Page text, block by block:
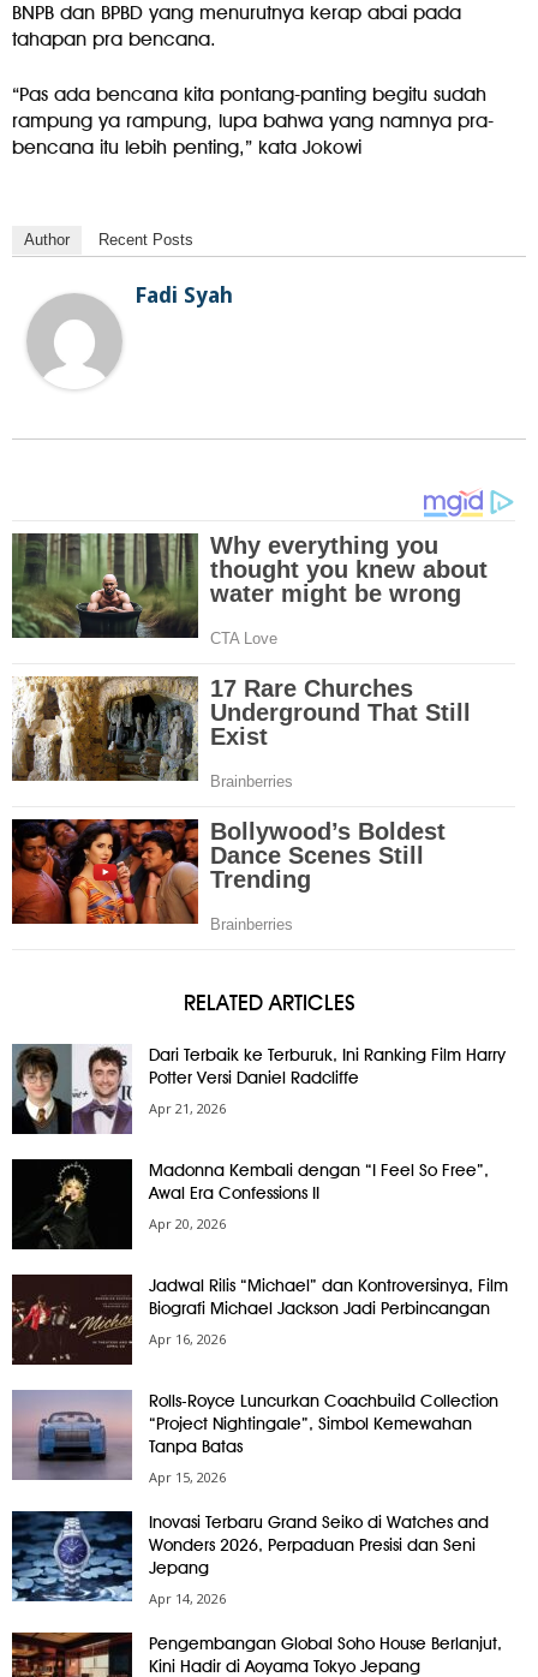
BNPB dan BPBD yang menurutnya kerap abai pada
tahapan pra bencana.
“Pas ada bencana kita pontang-panting begitu sudah
rampung ya rampung, lupa bahwa yang namnya pra-
bencana itu lebih penting,” kata Jokowi
Author Recent Posts
Fadi Syah
RELATED ARTICLES
Dari Terbaik ke Terburuk, Ini Ranking Film Harry
Potter Versi Daniel Radcliffe
Apr 21, 2026
Madonna Kembali dengan “I Feel So Free”,
Awal Era Confessions II
Apr 20, 2026
Jadwal Rilis “Michael” dan Kontroversinya, Film
Biografi Michael Jackson Jadi Perbincangan
Apr 16, 2026
Rolls-Royce Luncurkan Coachbuild Collection
“Project Nightingale”, Simbol Kemewahan
Tanpa Batas
Apr 15, 2026
Inovasi Terbaru Grand Seiko di Watches and
Wonders 2026, Perpaduan Presisi dan Seni
Jepang
Apr 14, 2026
Pengembangan Global Soho House Berlanjut,
Kini Hadir di Aoyama Tokyo Jepang